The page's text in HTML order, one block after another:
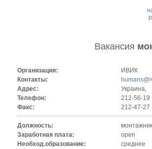
Вакансия
Организация:
ИВИК
Контакты:
Адрес:
Украина,
Телефон:
212-56-19
Факс:
212-47-27
Должность:
Заработная плата:
open
Необход.образование:
среднее